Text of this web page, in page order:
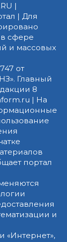
|
| Для
сфере
и массовых
от
Главный
8
| На
портал
и
«Интернет»,